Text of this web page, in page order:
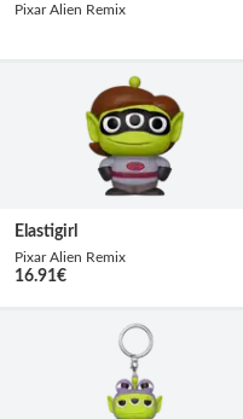
Pixar Alien Remix
Elastigirl
Pixar Alien Remix
16.91€